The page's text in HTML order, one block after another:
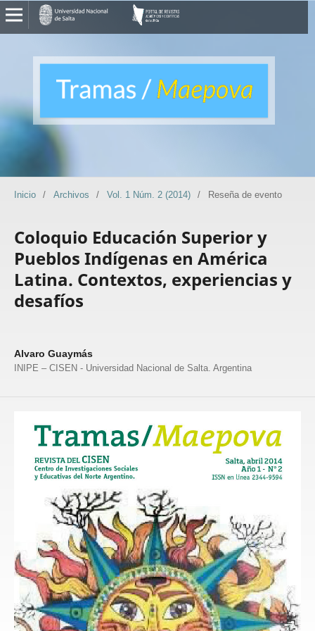
Inicio / Archivos / Vol. 1 Núm. 2 (2014) / Reseña de evento
Coloquio Educación Superior y
Pueblos Indígenas en América
Latina. Contextos, experiencias y
desafíos
Alvaro Guaymás
INIPE – CISEN - Universidad Nacional de Salta. Argentina